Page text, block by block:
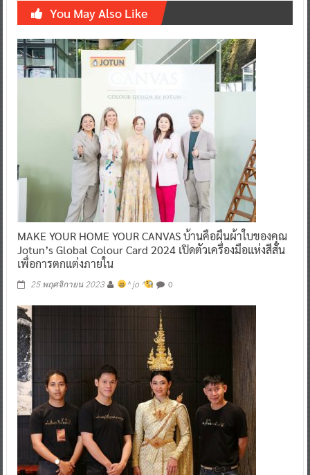
You May Also Like
MAKE YOUR HOME YOUR CANVAS บ้านคือผืนผ้าใบของคุณ
Jotun’s Global Colour Card 2024 เปิดตัวเครื่องมือแห่งสีสัน
เพื่อการตกแต่งภายใน
25 พฤศจิกายน 2023 ^ jo ^ 0